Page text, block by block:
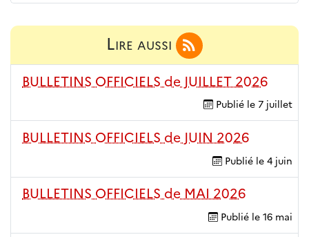
Lire aussi
BULLETINS OFFICIELS de JUILLET 2026
Publié le 7 juillet
BULLETINS OFFICIELS de JUIN 2026
Publié le 4 juin
BULLETINS OFFICIELS de MAI 2026
Publié le 16 mai